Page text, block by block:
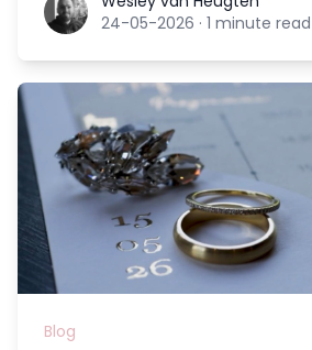
24-05-2026 · 1 minute read
Blog